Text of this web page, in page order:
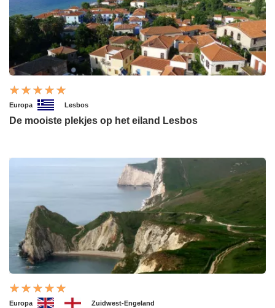
Europa Lesbos
De mooiste plekjes op het eiland Lesbos
Europa Zuidwest-Engeland